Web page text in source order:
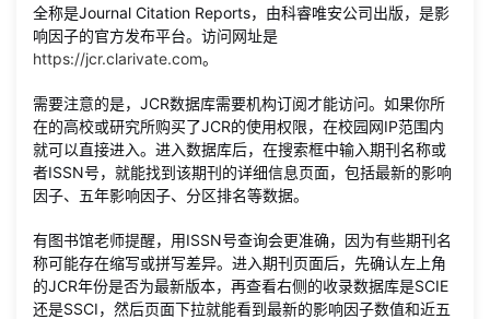
全称是Journal Citation Reports，由科睿唯安公司出版，是影
响因子的官方发布平台。访问网址是
https://jcr.clarivate.com。
需要注意的是，JCR数据库需要机构订阅才能访问。如果你所
在的高校或研究所购买了JCR的使用权限，在校园网IP范围内
就可以直接进入。进入数据库后，在搜索框中输入期刊名称或
者ISSN号，就能找到该期刊的详细信息页面，包括最新的影响
因子、五年影响因子、分区排名等数据。
有图书馆老师提醒，用ISSN号查询会更准确，因为有些期刊名
称可能存在缩写或拼写差异。进入期刊页面后，先确认左上角
的JCR年份是否为最新版本，再查看右侧的收录数据库是SCIE
还是SSCI，然后页面下拉就能看到最新的影响因子数值和近五